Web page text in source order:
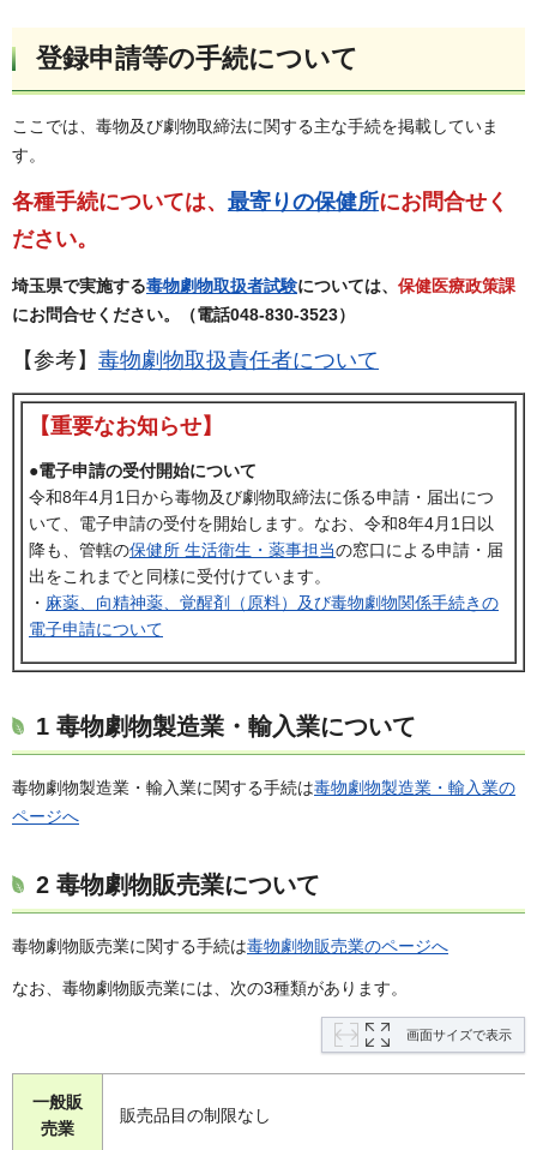
登録申請等の手続について
ここでは、毒物及び劇物取締法に関する主な手続を掲載していま
す。
各種手続については、 最寄りの保健所にお問合せく
ださい。
埼玉県で実施する毒物劇物取扱者試験については、 保健医療政策課
にお問合せください。
（電話048-830-3523）
【参考】 毒物劇物取扱責任者について
【重要なお知らせ】
●電子申請の受付開始について
令和8年4月1日から毒物及び劇物取締法に係る申請・届出につ
いて、電子申請の受付を開始します。なお、令和8年4月1日以
降も、管轄の保健所 生活衛生・薬事担当の窓口による申請・届
出をこれまでと同様に受付けています。
・ 麻薬、向精神薬、覚醒剤（原料）及び毒物劇物関係手続きの
電子申請について
1 毒物劇物製造業・輸入業について
毒物劇物製造業・輸入業に関する手続は毒物劇物製造業・輸入業の
ページへ
2 毒物劇物販売業について
毒物劇物販売業に関する手続は毒物劇物販売業のページへ
なお、毒物劇物販売業には、次の3種類があります。
画面サイズで表示
一般販
売業
販売品目の制限なし